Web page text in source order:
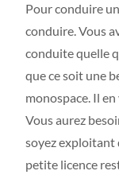
Pour conduire
conduire. Vous
conduite quelle
que ce soit une
monospace. Il
Vous aurez
soyez exploitant
petite licence